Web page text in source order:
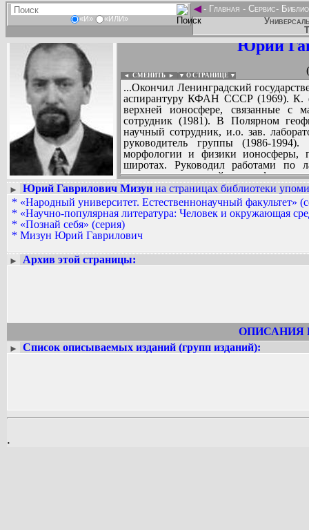
«И» «ИЛИ»
◄- Главная - Сервис-
Юрий
◄ СМЕНИТЬ ► ▼ О СТРАНИЦЕ ▼
...Окончил Ленинградский
аспирантуру КФАН СССР (1969). К.
верхней ионосфере, связанные с
сотрудник (1981). В Полярном
научный сотрудник, и.о. зав.
руководитель группы (1986-
морфологии и физики ионосферы,
широтах. Руководил работами по
параметров нижней ионосферы
параметров ионосферы методом
Развивал теорию формирования
полярной ионосферы. В секции
возглавлял подсекцию
экспериментальных и
институтах страны. Организатор
Занимался внедрением
здравоохранения Мурманской обл.
Вадим Ершов...
...
СПИСОК НЕКОТОРЫХ
► Юрий Гаврилович Мизун на страницах библиотеки
* «Народный университет. Естественнонаучный факультет»
* «Научно-популярная литература: Человек и окружающая
* «Познай себя» (серия)
* Мизун Юрий Гаврилович
► Архив этой страницы:
ОПИСАНИЯ
► Список описываемых изданий (групп изданий):
.